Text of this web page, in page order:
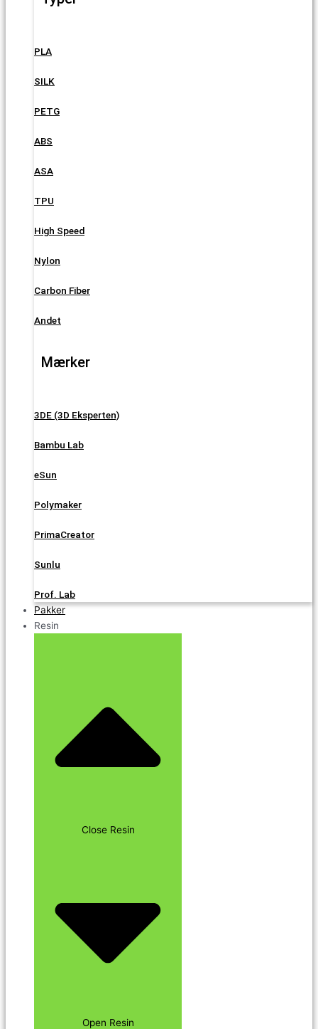
PLA
SILK
PETG
ABS
ASA
TPU
High Speed
Nylon
Carbon Fiber
Andet
Mærker
3DE (3D Eksperten)
Bambu Lab
eSun
Polymaker
PrimaCreator
Sunlu
Prof. Lab
Pakker
Resin
Close Resin
Open Resin